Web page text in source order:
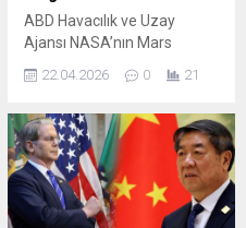
ABD Havacılık ve Uzay
Ajansı NASA’nın Mars
Curiosity aracı, Kızıl
önemli ipuçları sunabilecek
yeni bir keşfe imza attı. Gale
Krateri’nde bulunan eski bir
göl yatağından alınan kaya
örneklerinin ...
22.04.2026 0 21